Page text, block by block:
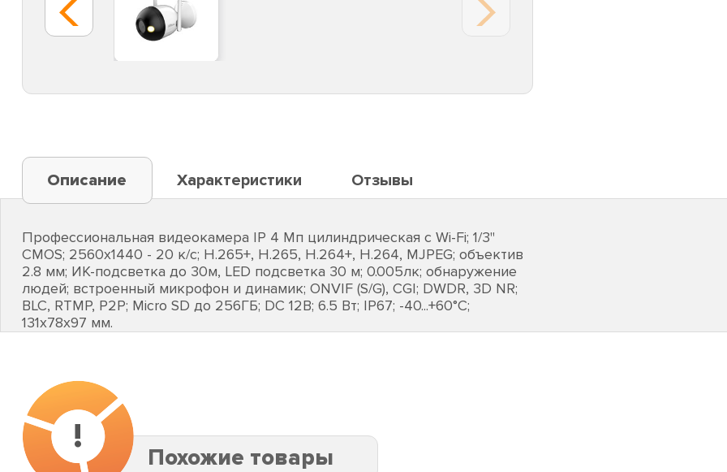
Описание Характеристики Отзывы
Профессиональная видеокамера IP 4 Мп цилиндрическая с Wi-Fi; 1/3"
CMOS; 2560х1440 - 20 к/с; H.265+, H.265, H.264+, H.264, MJPEG; объектив
2.8 мм; ИК-подсветка до 30м, LED подсветка 30 м; 0.005лк; обнаружение
людей; встроенный микрофон и динамик; ONVIF (S/G), CGI; DWDR, 3D NR;
BLC, RTMP, P2P; Micro SD до 256ГБ; DC 12В; 6.5 Вт; IP67; -40...+60°C;
131х78х97 мм.
!
Похожие товары